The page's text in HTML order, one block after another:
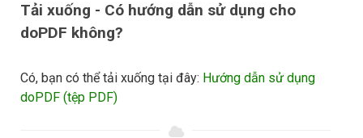
Tải xuống - Có hướng dẫn sử dụng cho
doPDF không?
Có, bạn có thể tải xuống tại đây: Hướng dẫn sử dụng
doPDF (tệp PDF)